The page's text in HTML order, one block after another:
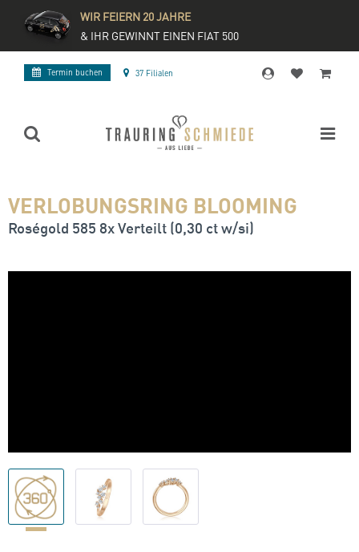
WIR FEIERN 20 JAHRE
& IHR GEWINNT EINEN FIAT 500
Termin buchen 37 Filialen
VERLOBUNGSRING BLOOMING
Roségold 585 8x Verteilt (0,30 ct w/si)